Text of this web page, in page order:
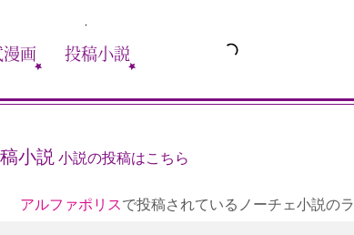
漫画 投稿小説
小説 小説の投稿はこちら
アルファポリスで投稿されているノーチェ小説の